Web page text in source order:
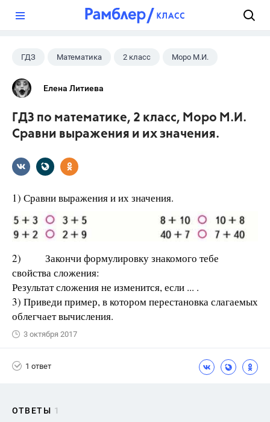
ГДЗ Математика 2 класс Моро М.И.
Елена Литиева
ГДЗ по математике, 2 класс, Моро М.И.
Сравни выражения и их значения.
1) Сравни выражения и их значения.
2) Закончи формулировку знакомого тебе
свойства сложения:
Результат сложения не изменится, если ... .
3) Приведи пример, в котором перестановка слагаемых
облегчает вычисления.
3 октября 2017
1 ответ
ОТВЕТЫ 1